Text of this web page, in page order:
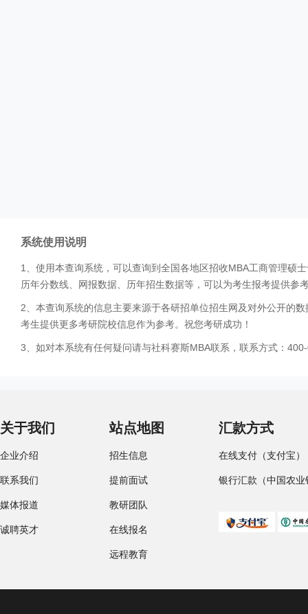
系统使用说明
1、使用本查询系统，可以查询到全国各地区招收MBA工商管理硕
历年分数线、网报数据、历年招生数据等，可以为考生报考提供参
2、本查询系统的信息主要来源于各研招单位招生网及对外公开的
考生提供更多考研院校信息作为参考。祝您考研成功！
3、如对本系统有任何疑问请与社科赛斯MBA联系，联系方式：
关于我们
企业介绍
联系我们
媒体报道
诚聘英才
站点地图
招生信息
提前面试
教研团队
在线报名
远程教育
汇款方式
在线支付（支付宝）
银行汇款（中国农业